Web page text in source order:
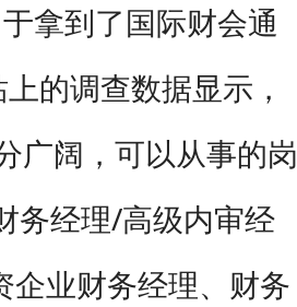
拿到了国际财会通
的调查数据显示，
广阔，可以从事的岗
务经理/高级内审经
企业财务经理、财务